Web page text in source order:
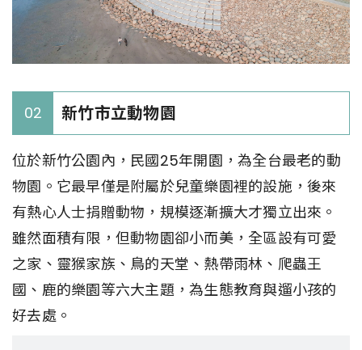
02 新竹市立動物園
位於新竹公園內，民國25年開園，為全台最老的動
物園。它最早僅是附屬於兒童樂園裡的設施，後來
有熱心人士捐贈動物，規模逐漸擴大才獨立出來。
雖然面積有限，但動物園卻小而美，全區設有可愛
之家、靈猴家族、鳥的天堂、熱帶雨林、爬蟲王
國、鹿的樂園等六大主題，為生態教育與遛小孩的
好去處。